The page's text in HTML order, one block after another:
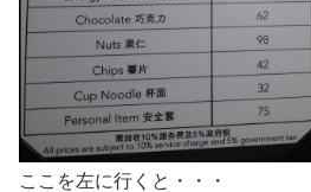
ここを左に行くと・・・